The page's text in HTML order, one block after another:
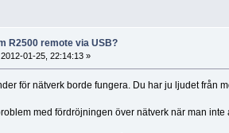
R2500 remote via USB?
2012-01-25, 22:14:13 »
för nätverk borde fungera. Du har ju ljudet från
med fördröjningen över nätverk när man